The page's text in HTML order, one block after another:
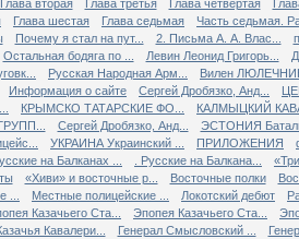
Глава вторая Глава третья Глава четвертая
Глава шестая Глава седьмая
Часть седьмая.
Почему я стал на пут... 2. Письма А. А. Влас...
Остальная бодяга по ... Левин Леонид Григорь...
Русская Народная Арм...
Вилен
Информация о сайте Сергей Дробязко, Анд...
КРЫМСКО ТАТАРСКИЕ ФО...
КАЛМЫЦКИЙ
Сергей Дробязко, Анд...
ЭСТОНИЯ
УКРАИНА Украинский ... ПРИЛОЖЕНИЯ
на Балканах ... . Русские на Балкана...
«Хиви» и восточные р... Восточные полки
...
Местные полицейские ... Локотский дебют
Казачьего Ста... Эпопея Казачьего Ста...
Кавалери... Генерал Смысловский ...